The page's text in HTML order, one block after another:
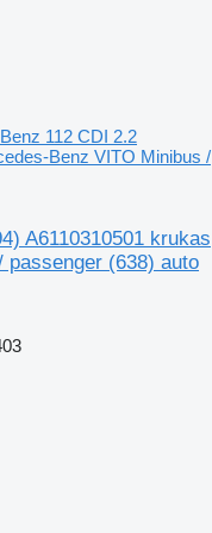
112 CDI 2.2
Benz VITO Minibus /
A6110310501 krukas
(638) auto